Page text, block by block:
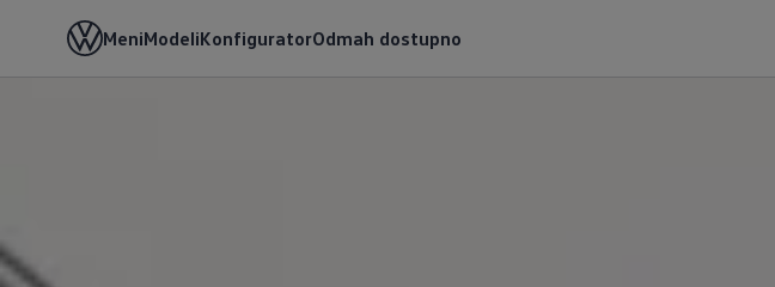
MeniModeliKonfiguratorOdmah dostupno